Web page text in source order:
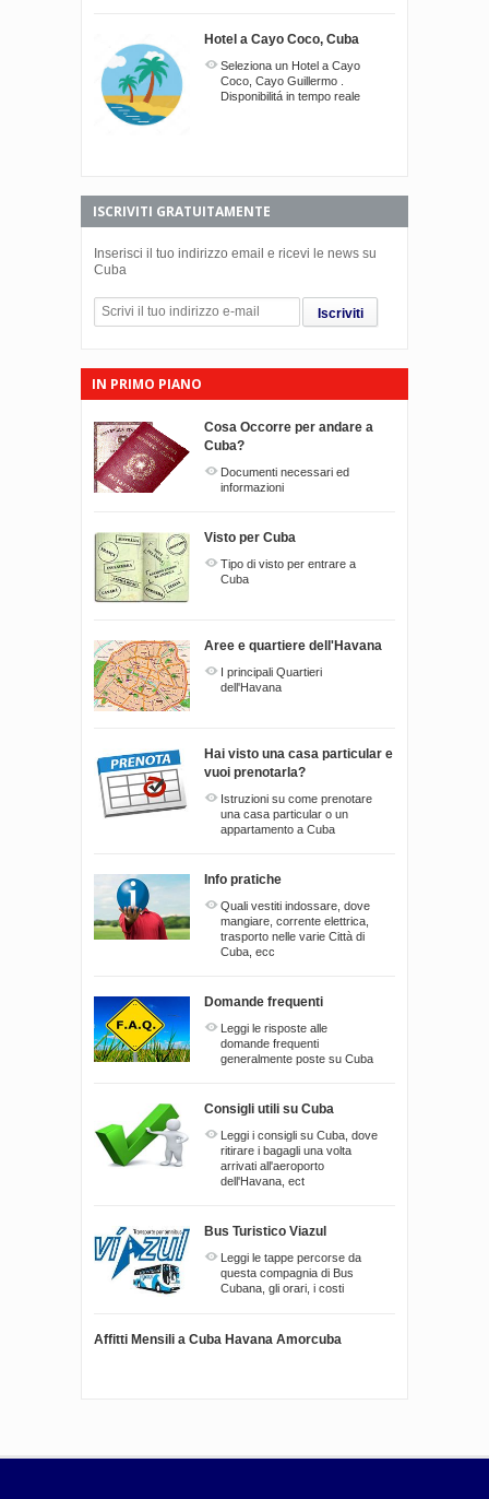
Hotel a Cayo Coco, Cuba
Seleziona un Hotel a Cayo
Coco, Cayo Guillermo .
Disponibilitá in tempo reale
ISCRIVITI GRATUITAMENTE
Inserisci il tuo indirizzo email e ricevi le news su
Cuba
Iscriviti
IN PRIMO PIANO
Cosa Occorre per andare a
Cuba?
Documenti necessari ed
informazioni
Visto per Cuba
Tipo di visto per entrare a
Cuba
Aree e quartiere dell'Havana
I principali Quartieri
dell'Havana
Hai visto una casa particular e
vuoi prenotarla?
Istruzioni su come prenotare
una casa particular o un
appartamento a Cuba
Info pratiche
Quali vestiti indossare, dove
mangiare, corrente elettrica,
trasporto nelle varie Città di
Cuba, ecc
Domande frequenti
Leggi le risposte alle
domande frequenti
generalmente poste su Cuba
Consigli utili su Cuba
Leggi i consigli su Cuba, dove
ritirare i bagagli una volta
arrivati all'aeroporto
dell'Havana, ect
Bus Turistico Viazul
Leggi le tappe percorse da
questa compagnia di Bus
Cubana, gli orari, i costi
Affitti Mensili a Cuba Havana Amorcuba